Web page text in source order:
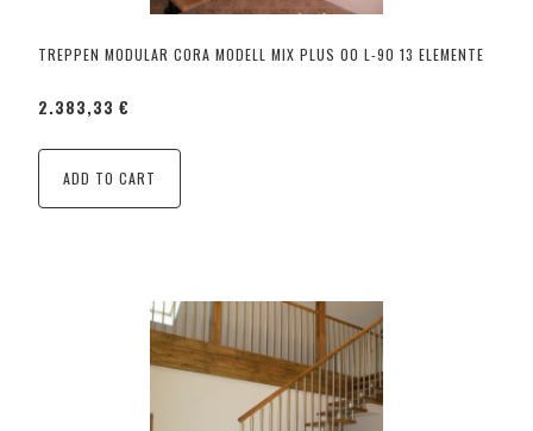
TREPPEN MODULAR CORA MODELL MIX PLUS 00 L-90 13 ELEMENTE
2.383,33 €
ADD TO CART